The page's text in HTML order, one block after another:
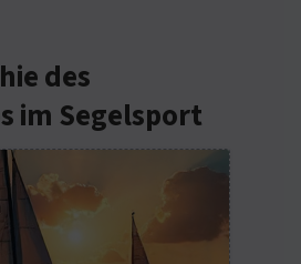
des
im Segelsport